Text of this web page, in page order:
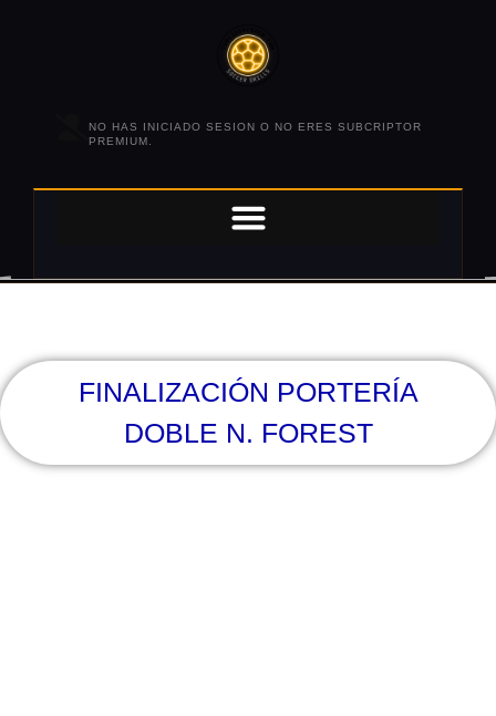
NO HAS INICIADO SESION O NO ERES SUBCRIPTOR
PREMIUM.
FINALIZACIÓN PORTERÍA
DOBLE N. FOREST